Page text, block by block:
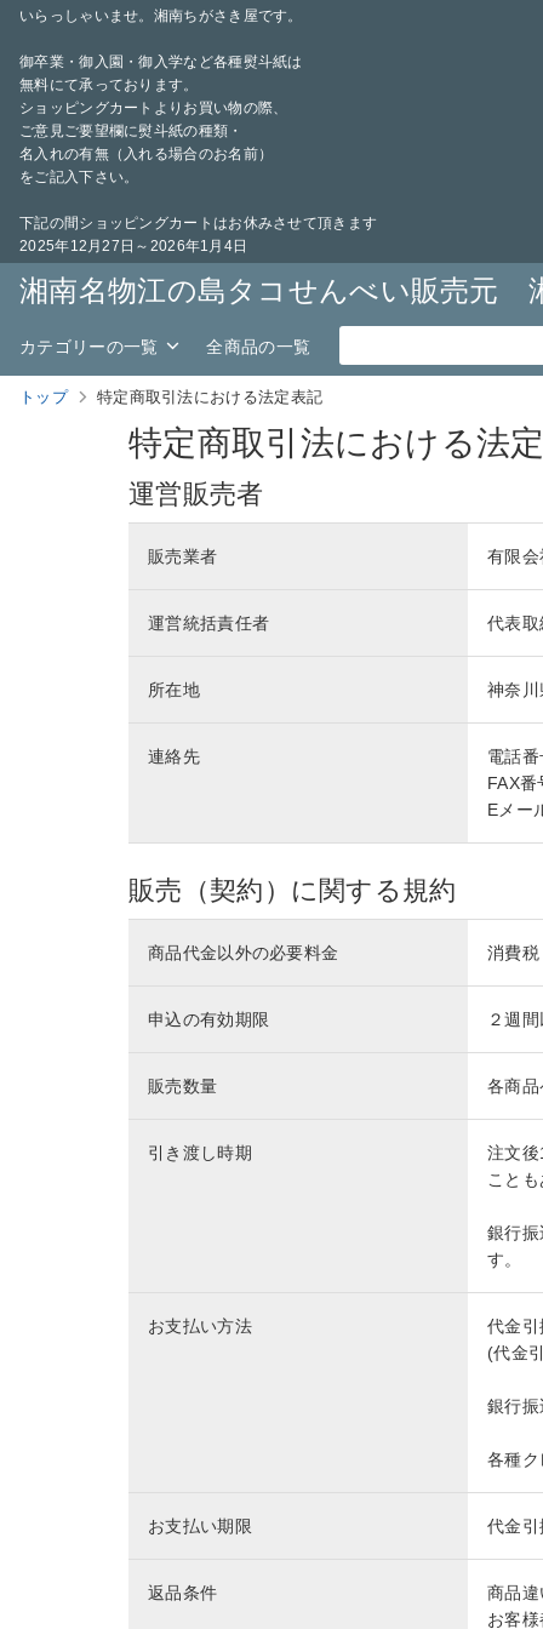
いらっしゃいませ。湘南ちがさき屋です。
御卒業・御入園・御入学など各種熨斗紙は
無料にて承っております。
ショッピングカートよりお買い物の際、
ご意見ご要望欄に熨斗紙の種類・
名入れの有無（入れる場合のお名前）
をご記入下さい。
下記の間ショッピングカートはお休みさせて頂きます
2025年12月27日～2026年1月4日
湘南名物江の島タコせんべい販売元
カテゴリーの一覧 全商品の一覧
トップ 特定商取引法における法定表記
特定商取引法における法
運営販売者
販売業者 有限
運営統括責任者 代表
所在地 神奈
連絡先
電話
FAX
Eメー
販売（契約）に関する規約
商品代金以外の必要料金 消費
申込の有効期限 ２週
販売数量 各商
引き渡し時期
注文
こと
銀行
す。
お支払い方法
代金引
(代金
銀行振
各種
お支払い期限 代金
返品条件
商品
お客